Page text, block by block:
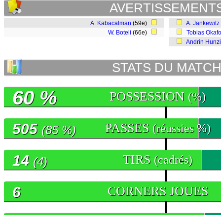
A. Kabacalman (59e)
W. Boteli (66e)
A. Jankewitz
Tobias
Andrin
STATS DU MATCH
POSSESSION (%)
60 %
PASSES (réussies %)
505 (85 %)
TIRS (cadrés)
14 (4)
CORNERS JOUES
6